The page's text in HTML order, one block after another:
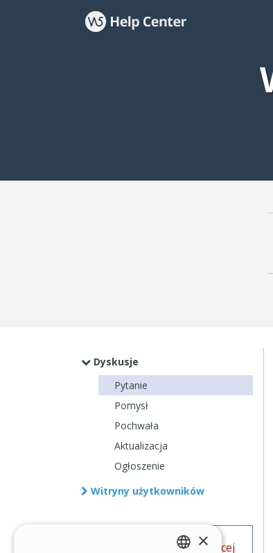
Dyskusje
Pytanie
Pomysł
Pochwała
Aktualizacja
Ogłoszenie
Witryny użytkowników
Chcesz się dowiedzieć więcej
×